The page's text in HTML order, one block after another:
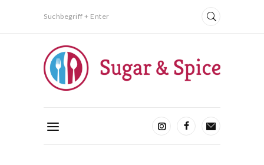
Suchbegriff + Enter